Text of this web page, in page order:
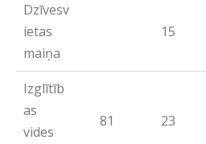
Dzīvesv
ietas
maiņa
15
Izglītīb
as
vides
81 23